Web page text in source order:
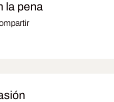
la pena